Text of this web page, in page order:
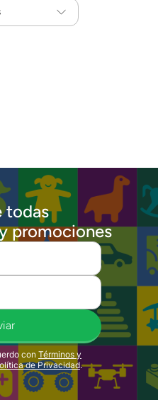
todas
promociones
con Términos y
de Privacidad.